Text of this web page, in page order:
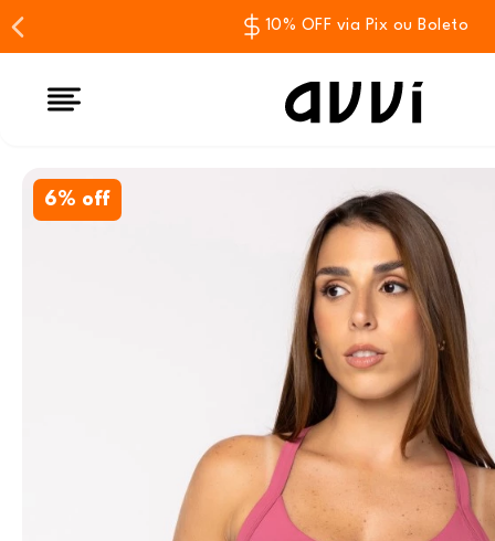
10% OFF via Pix ou Boleto
6% off